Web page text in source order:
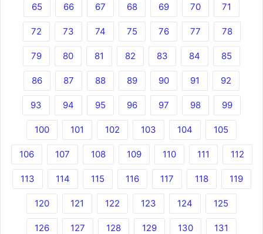
65 66 67 68 69 70 71
72 73 74 75 76 77 78
79 80 81 82 83 84 85
86 87 88 89 90 91 92
93 94 95 96 97 98 99
100 101 102 103 104 105
106 107 108 109 110 111 112
113 114 115 116 117 118 119
120 121 122 123 124 125
126 127 128 129 130 131